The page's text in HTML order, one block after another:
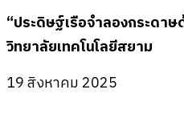
“ประดิษฐ์เรือจำลองกระดา
วิทยาลัยเทคโนโลยีสยาม
19 สิงหาคม 2025